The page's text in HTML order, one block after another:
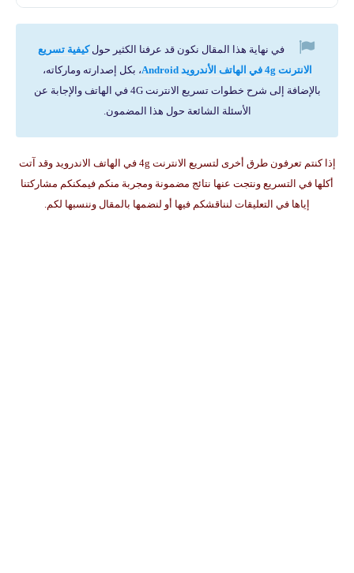
في نهاية هذا المقال نكون قد عرفنا الكثير حولكيفية تسريع
الانترنت 4g في الهاتف الأندرويد Android
، بكل إصدارته وماركاته،
بالإضافة إلى شرح خطوات تسريع الانترنت 4G في الهاتف والإجابة عن
الأسئلة الشائعة حول هذا المضمون.
إذا كنتم تعرفون طرق أخرى لتسريع الانترنت 4g في الهاتف الاندرويد وقد آتت
أكلها في التسريع ونتجت عنها نتائج مضمونة ومجربة منكم فيمكنكم مشاركتنا
إياها في التعليقات لنناقشكم فيها أو لنضمها بالمقال وننسبها لكم.